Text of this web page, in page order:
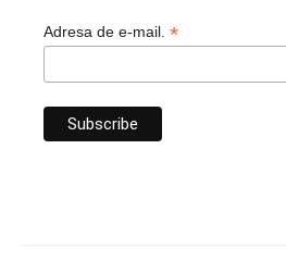
Adresa de e-mail. *